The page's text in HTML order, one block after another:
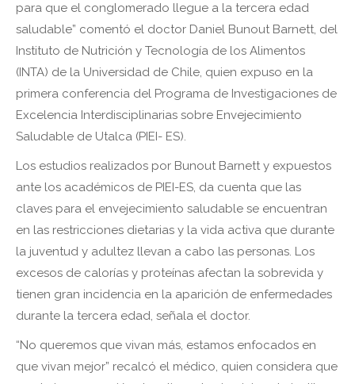
para que el conglomerado llegue a la tercera edad
saludable” comentó el doctor Daniel Bunout Barnett, del
Instituto de Nutrición y Tecnología de los Alimentos
(INTA) de la Universidad de Chile, quien expuso en la
primera conferencia del Programa de Investigaciones de
Excelencia Interdisciplinarias sobre Envejecimiento
Saludable de Utalca (PIEI- ES).
Los estudios realizados por Bunout Barnett y expuestos
ante los académicos de PIEI-ES, da cuenta que las
claves para el envejecimiento saludable se encuentran
en las restricciones dietarias y la vida activa que durante
la juventud y adultez llevan a cabo las personas. Los
excesos de calorías y proteínas afectan la sobrevida y
tienen gran incidencia en la aparición de enfermedades
durante la tercera edad, señala el doctor.
“No queremos que vivan más, estamos enfocados en
que vivan mejor” recalcó el médico, quien considera que